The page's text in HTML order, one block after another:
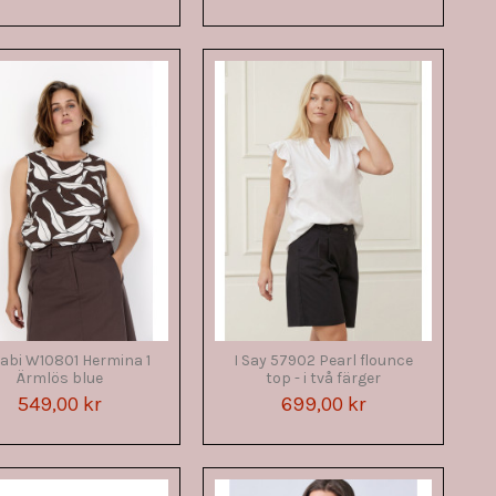
W10801 Hermina 1
Ärmlös blue
549,00 kr
I Say 57902 Pearl flounce
top - i två färger
699,00 kr